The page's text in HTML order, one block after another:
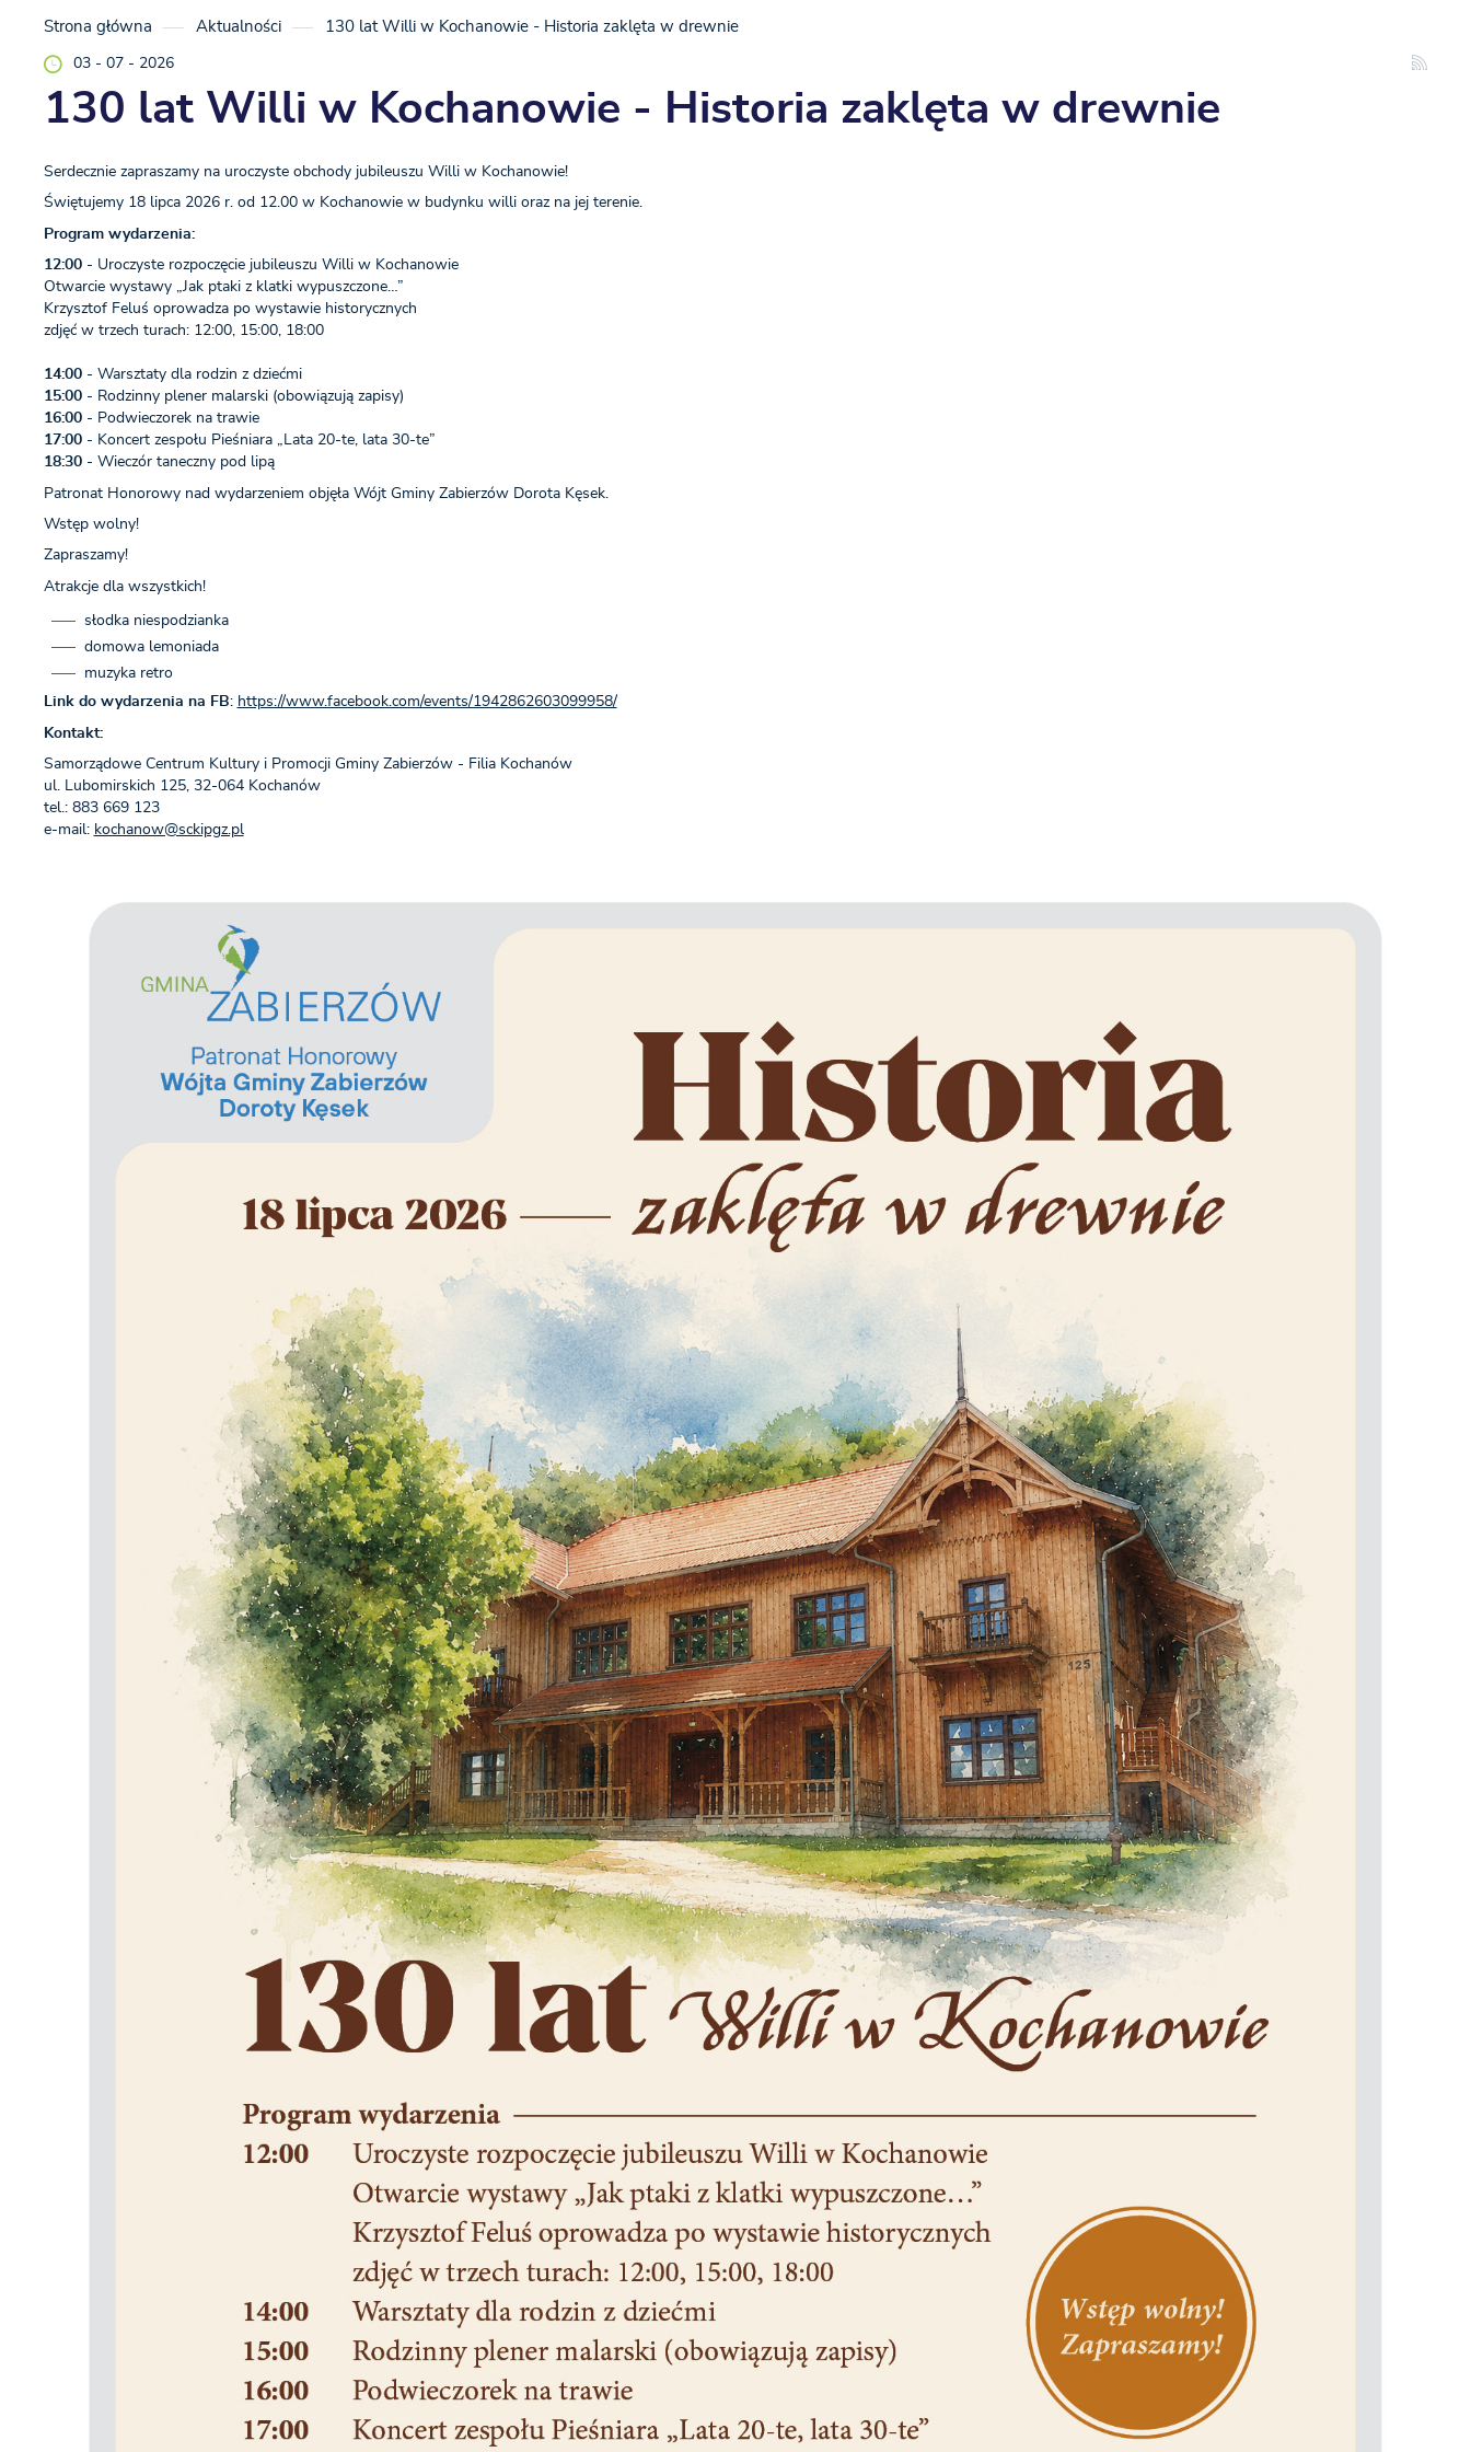
Strona główna Aktualności 130 lat Willi w Kochanowie - Historia zaklęta w drewnie
03 - 07 - 2026
130 lat Willi w Kochanowie - Historia zaklęta w drewnie
Serdecznie zapraszamy na uroczyste obchody jubileuszu Willi w Kochanowie!
Świętujemy 18 lipca 2026 r. od 12.00 w Kochanowie w budynku willi oraz na jej terenie.
Program wydarzenia:
12:00- Uroczyste rozpoczęcie jubileuszu Willi w Kochanowie
Otwarcie wystawy „Jak ptaki z klatki wypuszczone…”
Krzysztof Feluś oprowadza po wystawie historycznych
zdjęć w trzech turach: 12:00, 15:00, 18:00
14:00 -Warsztaty dla rodzin z dziećmi
15:00- Rodzinny plener malarski (obowiązują zapisy)
16:00- Podwieczorek na trawie
17:00- Koncert zespołu Pieśniara „Lata 20-te, lata 30-te”
18:30- Wieczór taneczny pod lipą
Patronat Honorowy nad wydarzeniem objęła Wójt Gminy Zabierzów Dorota Kęsek.
Wstęp wolny!
Zapraszamy!
Atrakcje dla wszystkich!
słodka niespodzianka
domowa lemoniada
muzyka retro
Link do wydarzenia na FB: https://www.facebook.com/events/1942862603099958/
Kontakt:
Samorządowe Centrum Kultury i Promocji Gminy Zabierzów - Filia Kochanów
ul. Lubomirskich 125, 32-064 Kochanów
tel.: 883 669 123
e-mail: kochanow@sckipgz.pl